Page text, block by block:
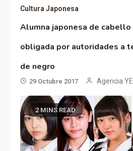
Cultura Japonesa
Alumna japonesa de cabello
obligada por autoridades a
de negro
29 Octubre 2017 Agencia
2 MINS READ